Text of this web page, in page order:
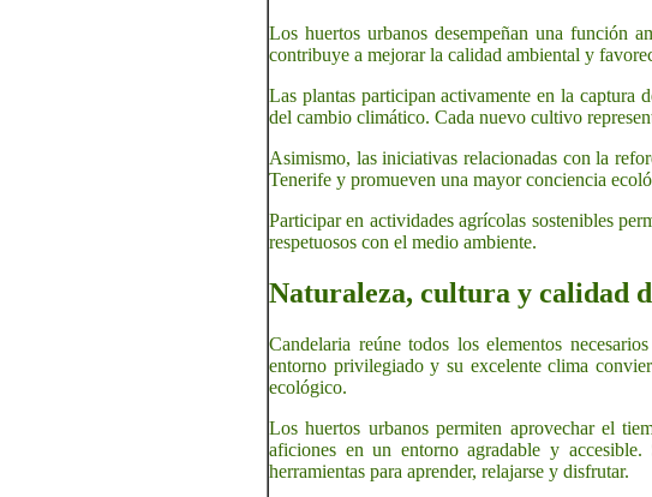
Los huertos urbanos desempeñan una función
contribuye a mejorar la calidad ambiental y
Las plantas participan activamente en la captura
del cambio climático. Cada nuevo cultivo
Asimismo, las iniciativas relacionadas con la
Tenerife y promueven una mayor conciencia
Participar en actividades agrícolas sostenibles
respetuosos con el medio ambiente.
Naturaleza, cultura y calidad
Candelaria reúne todos los elementos
entorno privilegiado y su excelente clima
ecológico.
Los huertos urbanos permiten aprovechar el
aficiones en un entorno agradable y
herramientas para aprender, relajarse y disfrutar.